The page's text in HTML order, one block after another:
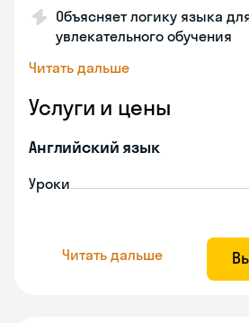
Объясняет логику языка
увлекательного обучения
Читать дальше
Услуги и цены
Английский язык
Уроки
Читать дальше